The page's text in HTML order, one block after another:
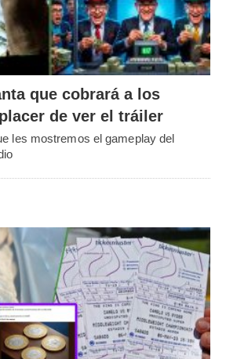
que cobrará a los
de ver el tráiler
les mostremos el gameplay del